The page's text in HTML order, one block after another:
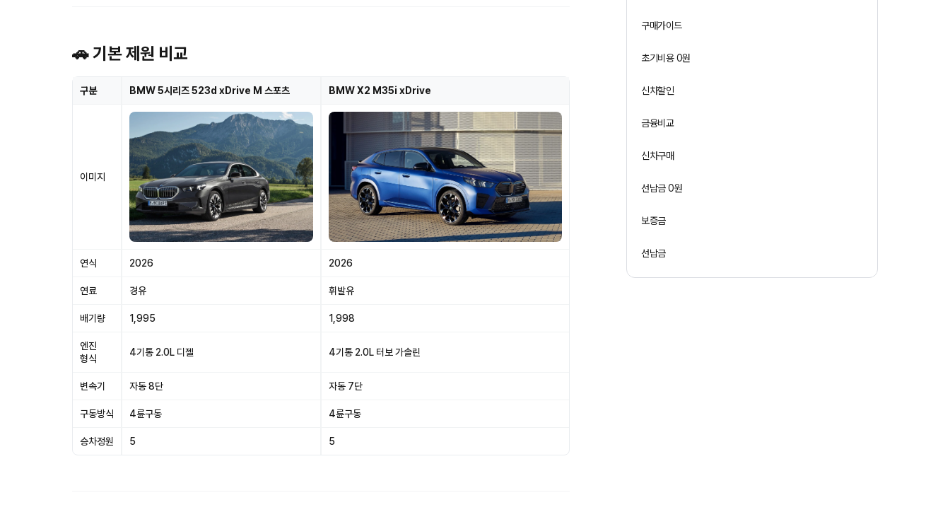
🚗 기본 제원 비교
구분 BMW 5시리즈 523d xDrive M 스포츠 BMW X2 M35i xDrive
이미지
연식 2026 2026
연료 경유 휘발유
배기량 1,995 1,998
엔진
형식
4기통 2.0L 디젤 4기통 2.0L 터보 가솔린
변속기 자동 8단 자동 7단
구동방식 4륜구동 4륜구동
승차정원 5 5
구매가이드
초기비용 0원
신차할인
금융비교
신차구매
선납금 0원
보증금
선납금